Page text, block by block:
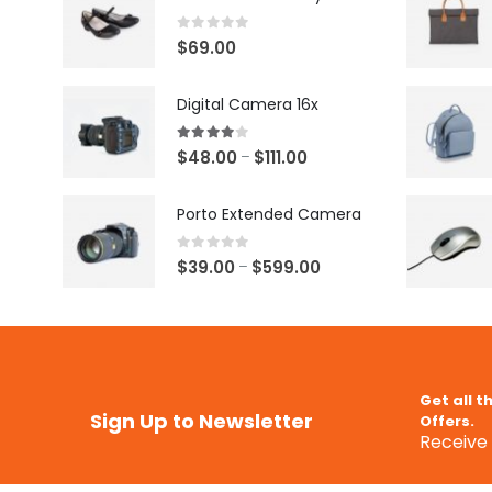
0 out of 5
$69.00
Digital Camera 16x
4.00 out of 5
$48.00 – $111.00
Porto Extended Camera
0 out of 5
$39.00 – $599.00
Sign Up to Newsletter
Get all
Offers.